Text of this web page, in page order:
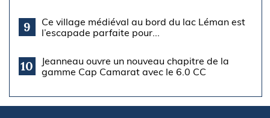
9
Ce village médiéval au bord du lac Léman est
l’escapade parfaite pour...
10
Jeanneau ouvre un nouveau chapitre de la
gamme Cap Camarat avec le 6.0 CC